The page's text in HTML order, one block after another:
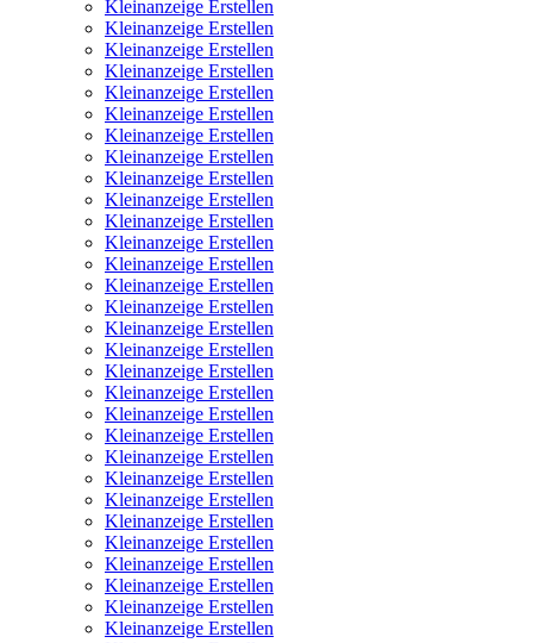
Kleinanzeige Erstellen
Kleinanzeige Erstellen
Kleinanzeige Erstellen
Kleinanzeige Erstellen
Kleinanzeige Erstellen
Kleinanzeige Erstellen
Kleinanzeige Erstellen
Kleinanzeige Erstellen
Kleinanzeige Erstellen
Kleinanzeige Erstellen
Kleinanzeige Erstellen
Kleinanzeige Erstellen
Kleinanzeige Erstellen
Kleinanzeige Erstellen
Kleinanzeige Erstellen
Kleinanzeige Erstellen
Kleinanzeige Erstellen
Kleinanzeige Erstellen
Kleinanzeige Erstellen
Kleinanzeige Erstellen
Kleinanzeige Erstellen
Kleinanzeige Erstellen
Kleinanzeige Erstellen
Kleinanzeige Erstellen
Kleinanzeige Erstellen
Kleinanzeige Erstellen
Kleinanzeige Erstellen
Kleinanzeige Erstellen
Kleinanzeige Erstellen
Kleinanzeige Erstellen